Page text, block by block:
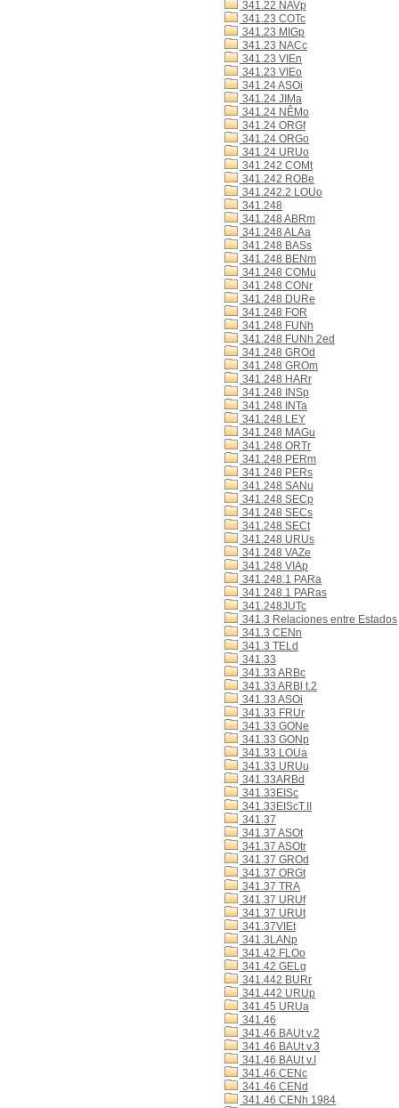
341.22 NAVp
341.23 COTc
341.23 MIGp
341.23 NACc
341.23 VIEn
341.23 VIEo
341.24 ASOi
341.24 JIMa
341.24 NÊMo
341.24 ORGf
341.24 ORGo
341.24 URUo
341.242 COMt
341.242 ROBe
341.242.2 LOUo
341.248
341.248 ABRm
341.248 ALAa
341.248 BASs
341.248 BENm
341.248 COMu
341.248 CONr
341.248 DURe
341.248 FOR
341.248 FUNh
341.248 FUNh 2ed
341.248 GROd
341.248 GROm
341.248 HARr
341.248 INSp
341.248 INTa
341.248 LEY
341.248 MAGu
341.248 ORTr
341.248 PERm
341.248 PERs
341.248 SANu
341.248 SECp
341.248 SECs
341.248 SECt
341.248 URUs
341.248 VAZe
341.248 VIAp
341.248.1 PARa
341.248.1 PARas
341.248JUTc
341.3 Relaciones entre Estados
341.3 CENn
341.3 TELd
341.33
341.33 ARBc
341.33 ARBl t.2
341.33 ASOi
341.33 FRUr
341.33 GONe
341.33 GONp
341.33 LOUa
341.33 URUu
341.33ARBd
341.33EISc
341.33EIScT.II
341.37
341.37 ASOt
341.37 ASOtr
341.37 GROd
341.37 ORGt
341.37 TRA
341.37 URUf
341.37 URUt
341.37VIEt
341.3LANp
341.42 FLOo
341.42 GELg
341.442 BURr
341.442 URUp
341.45 URUa
341.46
341.46 BAUt v.2
341.46 BAUt v.3
341.46 BAUt v.I
341.46 CENc
341.46 CENd
341.46 CENh 1984